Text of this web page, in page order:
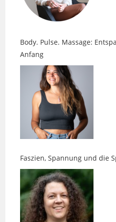
Body. Pulse. Massage:
Faszien, Spannung und die